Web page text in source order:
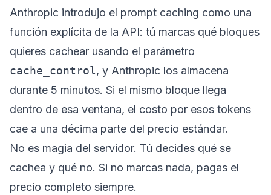
Anthropic introdujo el prompt caching como una
función explícita de la API: tú marcas qué bloques
quieres cachear usando el parámetro
cache_control, y Anthropic los almacena
durante 5 minutos. Si el mismo bloque llega
dentro de esa ventana, el costo por esos tokens
cae a una décima parte del precio estándar.
No es magia del servidor. Tú decides qué se
cachea y qué no. Si no marcas nada, pagas el
precio completo siempre.